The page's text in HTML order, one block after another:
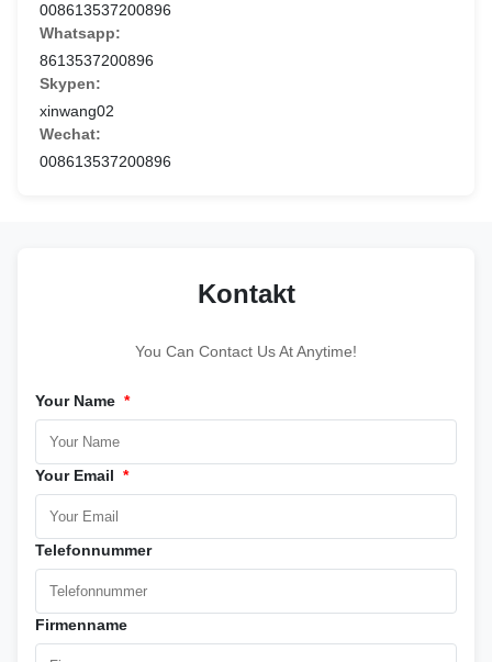
008613537200896
Whatsapp:
8613537200896
Skypen:
xinwang02
Wechat:
008613537200896
Kontakt
You Can Contact Us At Anytime!
Your Name *
Your Email *
Telefonnummer
Firmenname